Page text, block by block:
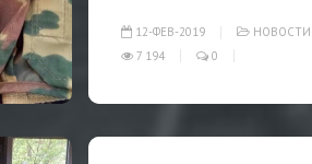
12-ФЕВ-2019 НОВОСТИ
7 194
0